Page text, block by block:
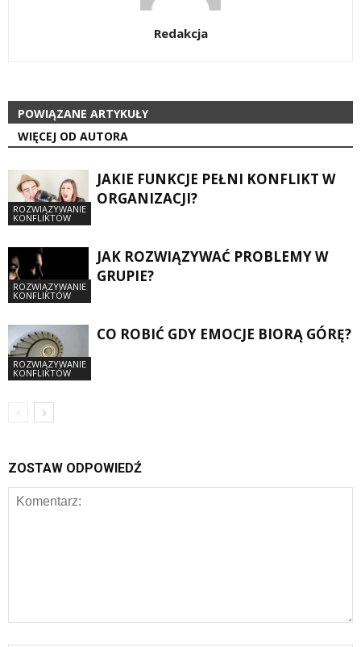
Redakcja
POWIĄZANE ARTYKUŁY
WIĘCEJ OD AUTORA
ROZWIĄZYWANIE
KONFLIKTÓW
JAKIE FUNKCJE PEŁNI KONFLIKT W
ORGANIZACJI?
ROZWIĄZYWANIE
KONFLIKTÓW
JAK ROZWIĄZYWAĆ PROBLEMY W
GRUPIE?
ROZWIĄZYWANIE
KONFLIKTÓW
CO ROBIĆ GDY EMOCJE BIORĄ GÓRĘ?
ZOSTAW ODPOWIEDŹ